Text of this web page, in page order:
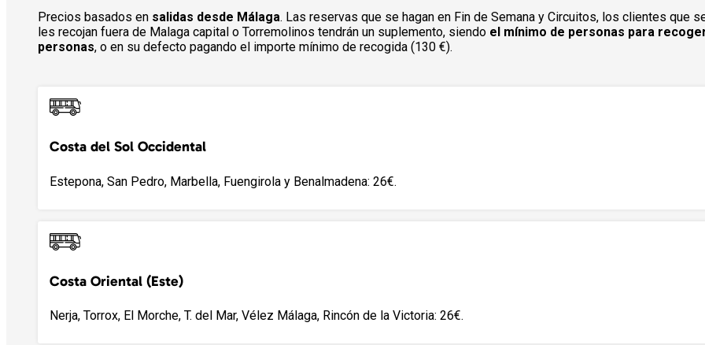
Precios basados en salidas desde Málaga. Las reservas que se hagan en Fin de Semana y Circuitos, los clientes que
les recojan fuera de Malaga capital o Torremolinos tendrán un suplemento, siendo el mínimo de personas para
personas, o en su defecto pagando el importe mínimo de recogida (130 €).
Costa del Sol Occidental
Estepona, San Pedro, Marbella, Fuengirola y Benalmadena: 26€.
Costa Oriental (Este)
Nerja, Torrox, El Morche, T. del Mar, Vélez Málaga, Rincón de la Victoria: 26€.